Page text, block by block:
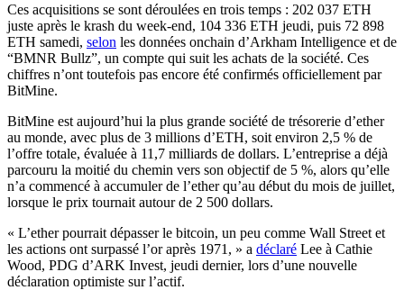
Ces acquisitions se sont déroulées en trois temps : 202 037 ETH
juste après le krash du week-end, 104 336 ETH jeudi, puis 72 898
ETH samedi, selon les données onchain d’Arkham Intelligence et de
“BMNR Bullz”, un compte qui suit les achats de la société. Ces
chiffres n’ont toutefois pas encore été confirmés officiellement par
BitMine.
BitMine est aujourd’hui la plus grande société de trésorerie d’ether
au monde, avec plus de 3 millions d’ETH, soit environ 2,5 % de
l’offre totale, évaluée à 11,7 milliards de dollars. L’entreprise a déjà
parcouru la moitié du chemin vers son objectif de 5 %, alors qu’elle
n’a commencé à accumuler de l’ether qu’au début du mois de juillet,
lorsque le prix tournait autour de 2 500 dollars.
« L’ether pourrait dépasser le bitcoin, un peu comme Wall Street et
les actions ont surpassé l’or après 1971, » a déclaré Lee à Cathie
Wood, PDG d’ARK Invest, jeudi dernier, lors d’une nouvelle
déclaration optimiste sur l’actif.